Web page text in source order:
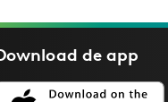
deapp